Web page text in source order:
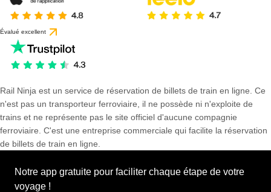
Évalué excellent
Rail Ninja est un service de réservation de billets de train en ligne. Ce
n'est pas un transporteur ferroviaire, il ne possède ni n'exploite de
trains et ne représente pas le site officiel d'aucune compagnie
ferroviaire. C'est une entreprise commerciale qui facilite la réservation
de billets de train en ligne.
Notre app gratuite pour faciliter chaque étape de votre
voyage !